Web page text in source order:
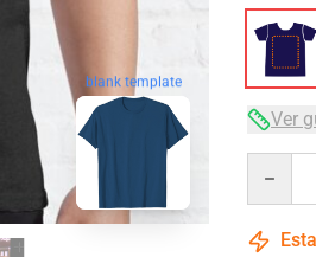
blank template
Ver